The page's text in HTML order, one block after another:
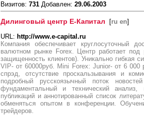
Визитов: 731 Добавлен: 29.06.2003
Дилинговый центр Е-Капитал [ru en]
URL: http://www.e-capital.ru
Компания обеспечивает круглосуточный
валютном рынке Forex. Центр работает под
защищенность клиентов). Уникально гибкая
VIP- от 60000руб. Mini Forex: Junior- от 6
спрэд, отсутствие проскальзывания и
подробный русскоязычный поток
фундаментальный и технический анализ,
публикаций и аннотированный список
обменяться опытом в конференции.
трейдеров.